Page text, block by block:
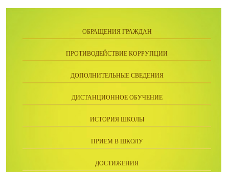
ОБРАЩЕНИЯ ГРАЖДАН
ПРОТИВОДЕЙСТВИЕ КОРРУПЦИИ
ДОПОЛНИТЕЛЬНЫЕ СВЕДЕНИЯ
ДИСТАНЦИОННОЕ ОБУЧЕНИЕ
ИСТОРИЯ ШКОЛЫ
ПРИЕМ В ШКОЛУ
ДОСТИЖЕНИЯ